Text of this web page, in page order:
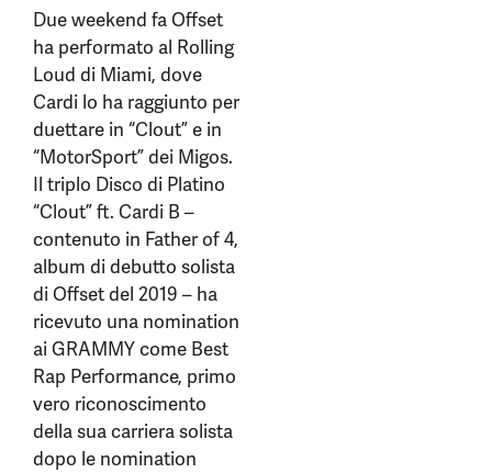
Due weekend fa Offset
ha performato al Rolling
Loud di Miami, dove
Cardi lo ha raggiunto per
duettare in “Clout” e in
“MotorSport” dei Migos.
Il triplo Disco di Platino
“Clout” ft. Cardi B –
contenuto in Father of 4,
album di debutto solista
di Offset del 2019 – ha
ricevuto una nomination
ai GRAMMY come Best
Rap Performance, primo
vero riconoscimento
della sua carriera solista
dopo le nomination